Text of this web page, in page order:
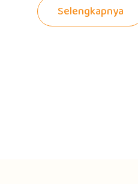
Selengkapnya